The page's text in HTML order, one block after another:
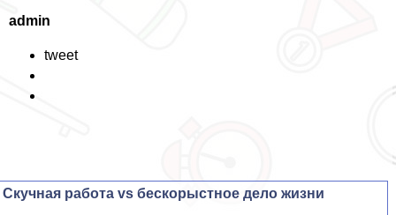
admin
tweet
Скучная работа vs бескорыстное дело жизни